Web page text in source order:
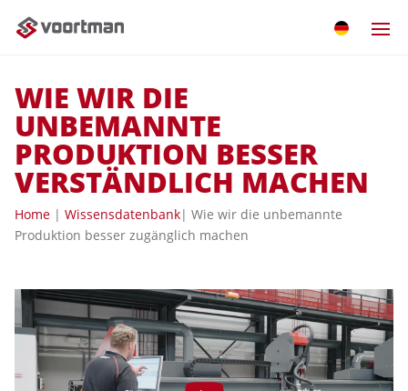
WIE WIR DIE
UNBEMANNTE
PRODUKTION BESSER
VERSTÄNDLICH MACHEN
Home | Wissensdatenbank| Wie wir die unbemannte
Produktion besser zugänglich machen